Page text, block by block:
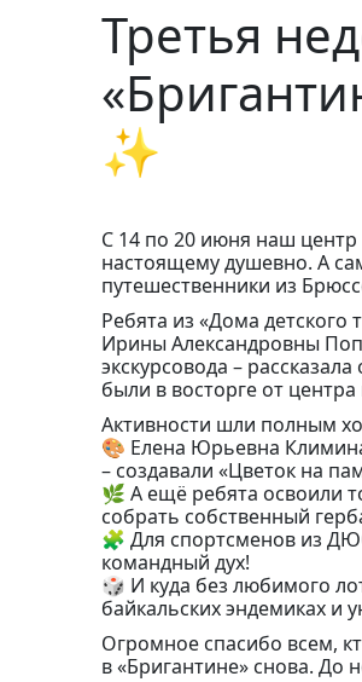
Третья
✨
С 14 по 20 июня наш
настоящему душевно. А
путешественники из
Ребята из «Дома
Ирины Александровны
экскурсовода –
были в восторге от
Активности шли полным
🎨 Елена Юрьевна
– создавали «Цветок на
🌿 А ещё ребята освоили
собрать собственный
🧩 Для спортсменов из
командный дух!
🎲 И куда без любимого
байкальских эндемиках и
Огромное спасибо всем,
в «Бригантине» снова. До